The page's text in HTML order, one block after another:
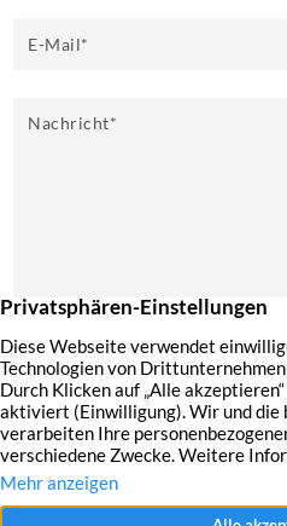
E-Mail*
Nachricht*